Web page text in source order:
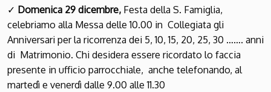
✓ Domenica 29 dicembre, Festa della S. Famiglia,
celebriamo alla Messa delle 10.00 in Collegiata gli
Anniversari per la ricorrenza dei 5, 10, 15, 20, 25, 30 ……. anni
di Matrimonio. Chi desidera essere ricordato lo faccia
presente in ufficio parrocchiale, anche telefonando, al
martedì e venerdì dalle 9.00 alle 11.30